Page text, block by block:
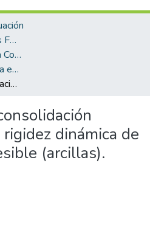
Biblioteca José Figueres Ferrer
Escuela de Ingeniería en Construcción
Licenciatura en Ingeniería en Construcción
Influencia de la consolidación secundaria en la rigidez dinámica de un suelo compresible (arcillas).
dinámica de
(arcillas).